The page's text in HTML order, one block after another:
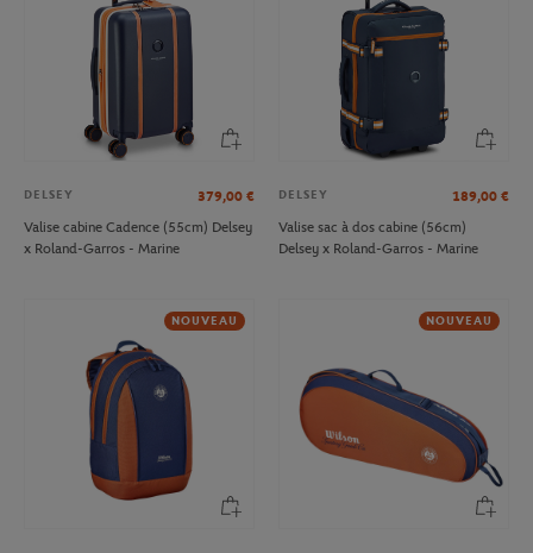
DELSEY 379,00 €
Valise cabine Cadence (55cm) Delsey
x Roland-Garros - Marine
DELSEY 189,00 €
Valise sac à dos cabine (56cm)
Delsey x Roland-Garros - Marine
NOUVEAU NOUVEAU